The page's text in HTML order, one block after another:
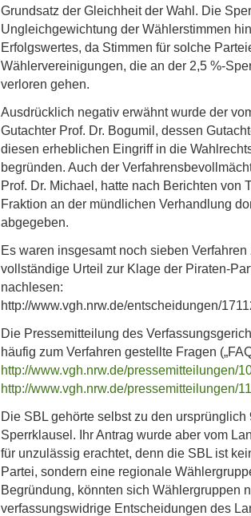
Grundsatz der Gleichheit der Wahl. Die
Ungleichgewichtung der Wählerstimmen
Erfolgswertes, da Stimmen für solche
Wählervereinigungen, die an der 2,5 %-
verloren gehen.
Ausdrücklich negativ erwähnt wurde der
Gutachter Prof. Dr. Bogumil, dessen
diesen erheblichen Eingriff in die
begründen. Auch der
Prof. Dr. Michael, hatte nach Berichten von
Fraktion an der mündlichen Verhandlung
abgegeben.
Es waren insgesamt noch sieben
vollständige Urteil zur Klage der Piraten-
nachlesen:
http://www.vgh.nrw.de/entscheidungen/
Die Pressemitteilung des
häufig zum Verfahren gestellte Fragen
http://www.vgh.nrw.de/pressemitteilungen/
http://www.vgh.nrw.de/pressemitteilungen/
Die SBL gehörte selbst zu den
Sperrklausel. Ihr Antrag wurde aber vom
für unzulässig erachtet, denn die SBL ist
Partei, sondern eine regionale
Begründung, könnten sich Wählergruppen
verfassungswidrige Entscheidungen des